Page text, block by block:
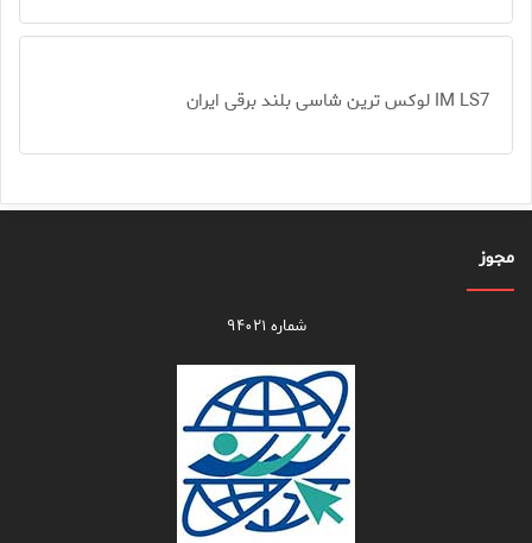
IM LS7 لوکس ترین شاسی بلند برقی ایران
مجوز
شماره ۹۴۰۲۱